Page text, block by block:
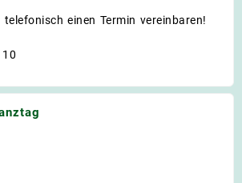
einen Termin vereinbaren!